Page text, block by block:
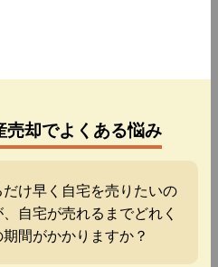
却でよくある悩み
だけ早く自宅を売りたいの
自宅が売れるまでどれく
間がかかりますか？